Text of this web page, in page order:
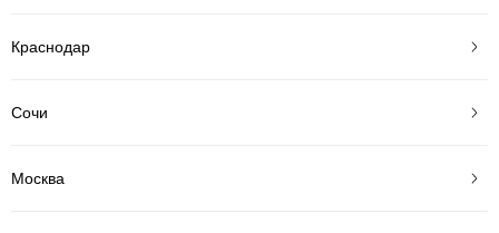
Краснодар
Сочи
Москва